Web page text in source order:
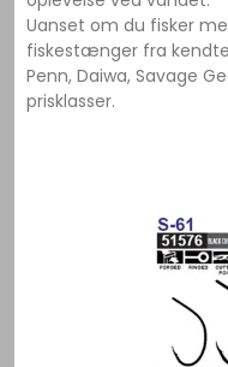
Uanset om du fisker
fiskestænger fra
Penn, Daiwa, Savage
prisklasser.